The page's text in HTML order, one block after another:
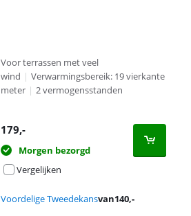
Voor terrassen met veel
wind | Verwarmingsbereik: 19 vierkante
meter | 2 vermogensstanden
179,-
Morgen bezorgd
Vergelijken
Voordelige Tweedekansvan140,-